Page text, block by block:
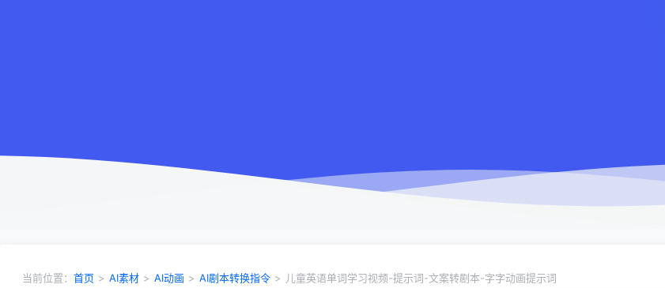
当前位置： 首页 > AI素材 > AI动画 > AI剧本转换指令 > 儿童英语单词学习视频-提示词-文案转剧本-字字动画提示词